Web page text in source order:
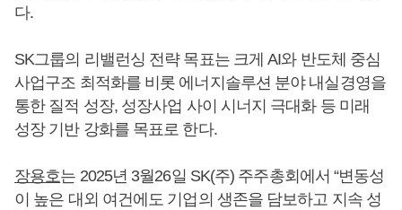
다.
SK그룹의 리밸런싱 전략 목표는 크게 AI와 반도체 중심
사업구조 최적화를 비롯 에너지솔루션 분야 내실경영을
통한 질적 성장, 성장사업 사이 시너지 극대화 등 미래
성장 기반 강화를 목표로 한다.
장용호는 2025년 3월26일 SK(주) 주주총회에서 “변동성
이 높은 대외 여건에도 기업의 생존을 담보하고 지속 성